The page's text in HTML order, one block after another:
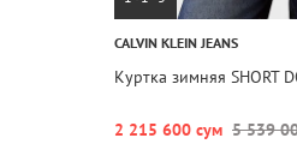
CALVIN KLEIN JEANS
Куртка зимняя SHORT
2 215 600 сум 5 539